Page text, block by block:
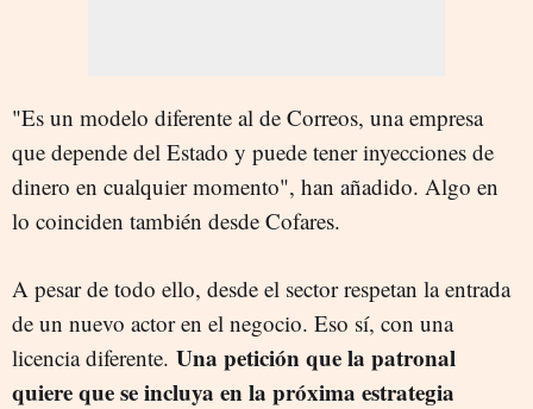
"Es un modelo diferente al de Correos, una empresa
que depende del Estado y puede tener inyecciones de
dinero en cualquier momento", han añadido. Algo en
lo coinciden también desde Cofares.
A pesar de todo ello, desde el sector respetan la entrada
de un nuevo actor en el negocio. Eso sí, con una
licencia diferente. Una petición que la patronal
quiere que se incluya en la próxima estrategia